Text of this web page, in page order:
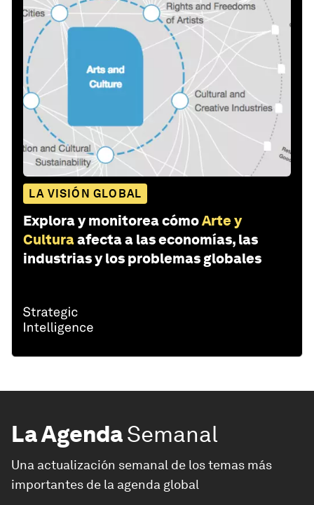
LA VISIÓN GLOBAL
Explora y monitorea cómoArte y
Culturaafecta a las economías, las
industrias y los problemas globales
La AgendaSemanal
Una actualización semanal de los temas más
importantes de la agenda global